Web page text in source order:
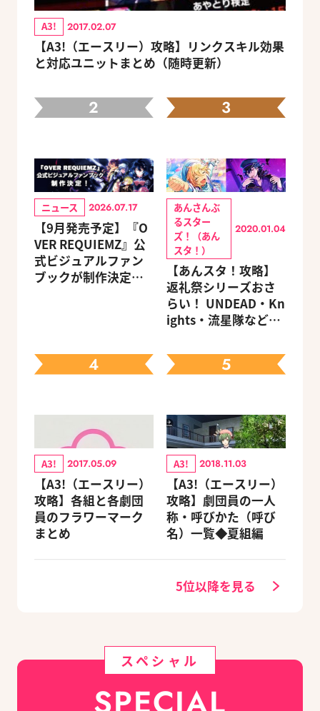
A3! 2017.02.07
【A3!（エースリー）攻略】リンクスキル効果
と対応ユニットまとめ（随時更新）
2
ニュース 2026.07.17
【9月発売予定】『O
VER REQUIEMZ』公
式ビジュアルファン
ブックが制作決定！
3
あんさんぶ
るスター
ズ！（あん
スタ！）
2020.01.04
【あんスタ！攻略】
返礼祭シリーズおさ
らい！ UNDEAD・Kn
ights・流星隊など、
ェック
4
A3! 2017.05.09
【A3!（エースリー）
攻略】各組と各劇団
員のフラワーマーク
まとめ
5
A3! 2018.11.03
【A3!（エースリー）
攻略】劇団員の一人
称・呼びかた（呼び
名）一覧◆夏組編
5位以降を見る
スペシャル